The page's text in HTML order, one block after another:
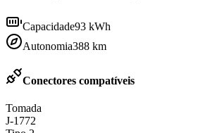
Capacidade93 kWh
Autonomia388 km
Conectores compatíveis
Tomada
J-1772